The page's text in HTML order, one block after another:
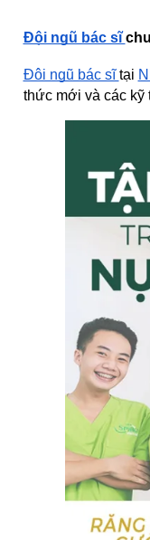
Đội ngũ bác sĩ
Đội ngũ bác sĩ tại
thức mới và các kỹ